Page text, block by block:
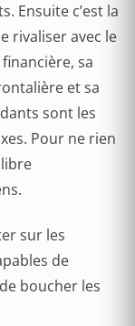
Ensuite c’est la
rivaliser avec le
sa
et sa
sont les
Pour ne rien
sur les
de
boucher les